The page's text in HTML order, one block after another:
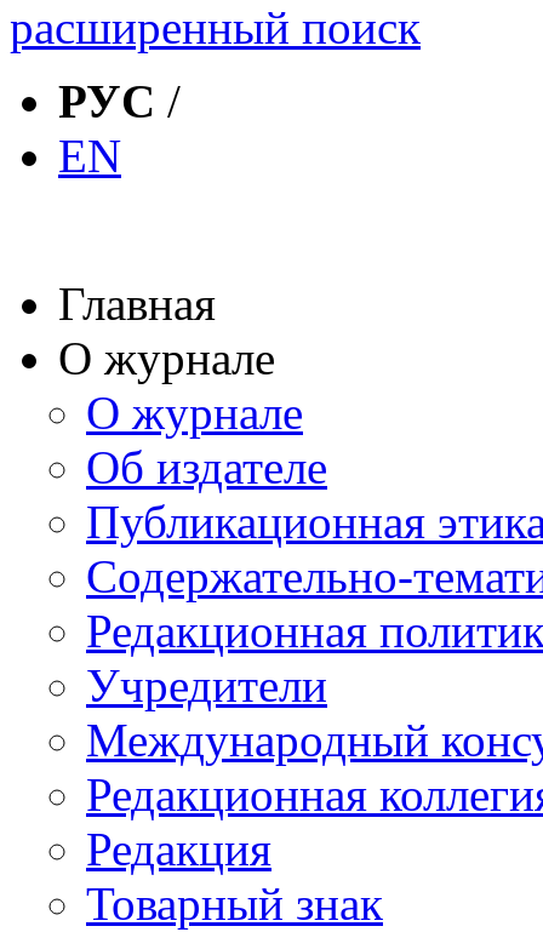
расширенный поиск
РУС /
EN
Главная
О журнале
О журнале
Об издателе
Публикационная
Содержательно-
Редакционная
Учредители
Международный
Редакционная
Редакция
Товарный знак